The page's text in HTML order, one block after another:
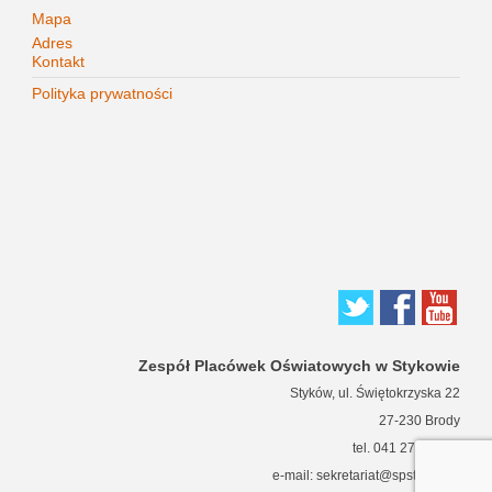
Mapa
Adres
Kontakt
Polityka prywatności
Zespół Placówek Oświatowych w Stykowie
Styków, ul. Świętokrzyska 22
27-230 Brody
tel. 041 271 63 66
e-mail: sekretariat@spstykow.pl